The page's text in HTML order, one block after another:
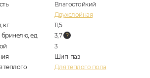
Влагостойкий
Двухслойная
кг
11,5
бринелю, ед
3,7
3
Шип-паз
теплого
Для теплого пола